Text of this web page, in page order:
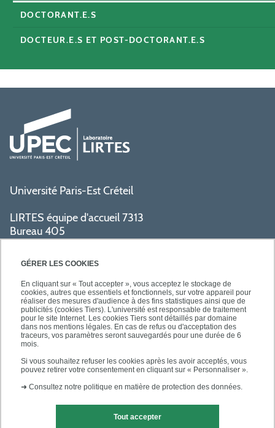
GÉRER LES COOKIES
En cliquant sur « Tout accepter », vous acceptez le stockage de
cookies, autres que essentiels et fonctionnels, sur votre appareil pour
réaliser des mesures d'audience à des fins statistiques ainsi que de
publicités (cookies Tiers). L'université est responsable de traitement
pour le site Internet. Les cookies Tiers sont détaillés par domaine
dans nos mentions légales. En cas de refus ou d'acceptation des
traceurs, vos paramètres seront sauvegardés pour une durée de 6
mois.
Si vous souhaitez refuser les cookies après les avoir acceptés, vous
pouvez retirer votre consentement en cliquant sur « Personnaliser ».
➜ Consultez notre politique en matière de protection des données.
Tout accepter
DOCTORANT.E.S
DOCTEUR.E.S ET POST-DOCTORANT.E.S
Université Paris-Est Créteil
LIRTES équipe d'accueil 7313
Bureau 405
Bâtiment La Pyramide
80 avenue du Général de Gaulle
PRATIQUE
ACCÈS RAPIDES
Contact